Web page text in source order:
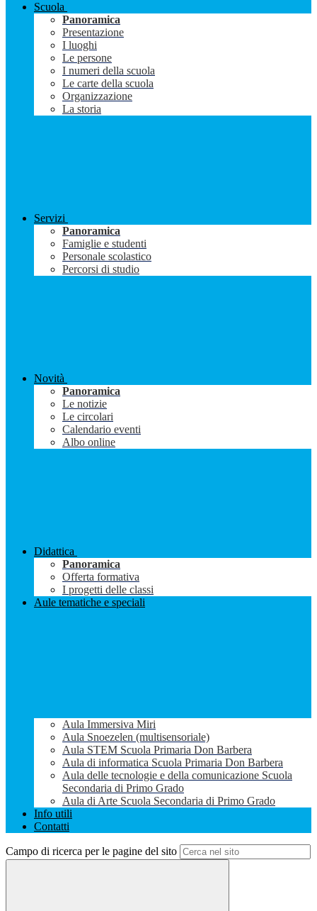
Scuola
Panoramica
Presentazione
I luoghi
Le persone
I numeri della scuola
Le carte della scuola
Organizzazione
La storia
Servizi
Panoramica
Famiglie e studenti
Personale scolastico
Percorsi di studio
Novità
Panoramica
Le notizie
Le circolari
Calendario eventi
Albo online
Didattica
Panoramica
Offerta formativa
I progetti delle classi
Aule tematiche e speciali
Aula Immersiva Miri
Aula Snoezelen (multisensoriale)
Aula STEM Scuola Primaria Don Barbera
Aula di informatica Scuola Primaria Don Barbera
Aula delle tecnologie e della comunicazione Scuola
Secondaria di Primo Grado
Aula di Arte Scuola Secondaria di Primo Grado
Info utili
Contatti
Campo di ricerca per le pagine del sito